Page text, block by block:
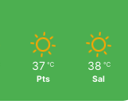
37 ℃
Pts
38 ℃
Sal